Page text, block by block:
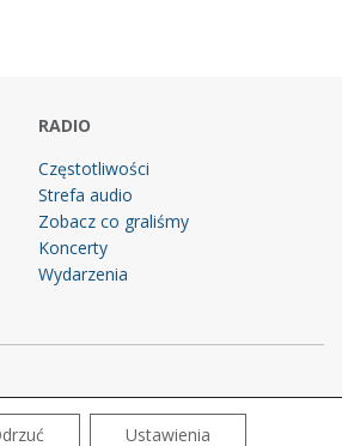
RADIO
Częstotliwości
Strefa audio
Zobacz co graliśmy
Koncerty
Wydarzenia
Ustawienia